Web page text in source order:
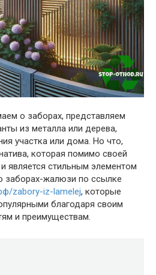
о заборах, представляем
из металла или дерева,
участка или дома. Но что,
которая помимо своей
является стильным элементом
заборах-жалюзи по ссылке
zabory-iz-lamelej, которые
благодаря своим
и преимуществам.